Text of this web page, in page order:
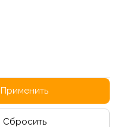
Применить
Сбросить